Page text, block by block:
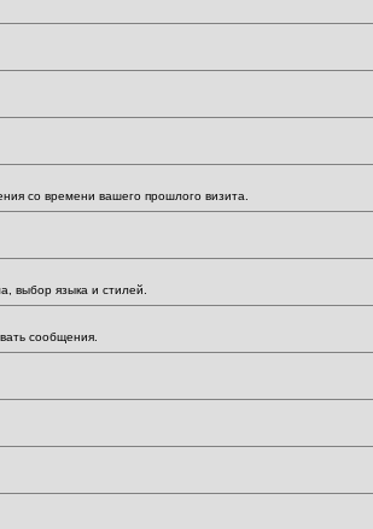
со времени вашего прошлого визита.
выбор языка и стилей.
сообщения.